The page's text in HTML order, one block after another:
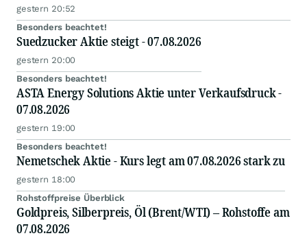
gestern 20:52
Besonders beachtet!
Suedzucker Aktie steigt - 07.08.2026
gestern 20:00
Besonders beachtet!
ASTA Energy Solutions Aktie unter Verkaufsdruck -
07.08.2026
gestern 19:00
Besonders beachtet!
Nemetschek Aktie - Kurs legt am 07.08.2026 stark zu
gestern 18:00
Rohstoffpreise Überblick
Goldpreis, Silberpreis, Öl (Brent/WTI) – Rohstoffe am
07.08.2026